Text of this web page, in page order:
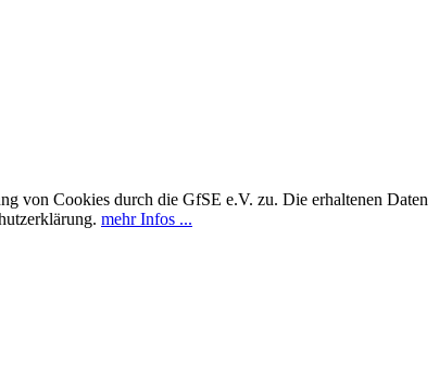
von Cookies durch die GfSE e.V. zu. Die erhaltenen Daten
mehr Infos ...